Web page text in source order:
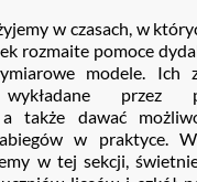
w czasach, w
rozmaite pomoce
modele. Ich
przez
a także dawać
w praktyce.
w tej sekcji,